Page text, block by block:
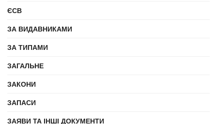
ЄСВ
ЗА ВИДАВНИКАМИ
ЗА ТИПАМИ
ЗАГАЛЬНЕ
ЗАКОНИ
ЗАПАСИ
ЗАЯВИ ТА ІНШІ ДОКУМЕНТИ